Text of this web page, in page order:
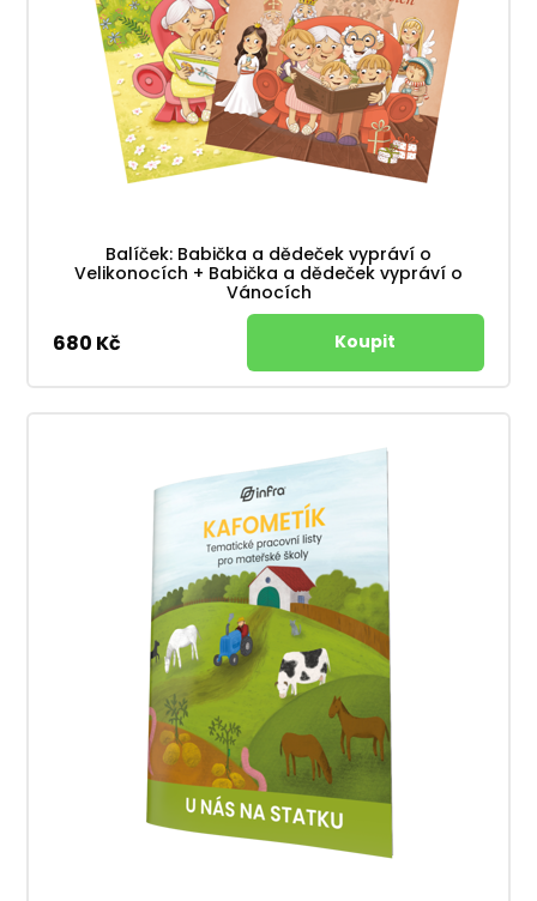
Balíček: Babička a dědeček vypráví o
Velikonocích + Babička a dědeček vypráví o
Vánocích
680 Kč